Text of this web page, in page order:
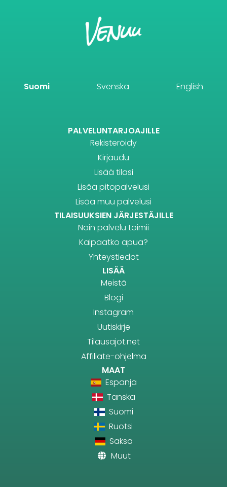
Suomi Svenska English
PALVELUNTARJOAJILLE
Rekisteröidy
Kirjaudu
Lisää tilasi
Lisää pitopalvelusi
Lisää muu palvelusi
TILAISUUKSIEN JÄRJESTÄJILLE
Näin palvelu toimii
Kaipaatko apua?
Yhteystiedot
LISÄÄ
Meistä
Blogi
Instagram
Uutiskirje
Tilausajot.net
Affiliate-ohjelma
MAAT
Espanja
Tanska
Suomi
Ruotsi
Saksa
Muut